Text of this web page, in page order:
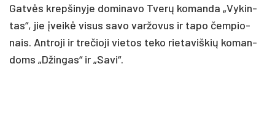
Gat­vės krep­ši­ny­je do­mi­na­vo Tve­rų ko­man­da „Vy­kin­
tas“, jie įvei­kė vi­sus sa­vo var­žo­vus ir ta­po čem­pio­
nais. Ant­ro­ji ir tre­čio­ji vie­tos te­ko rie­ta­viš­kių ko­man­
doms „Džin­gas“ ir „Sa­vi“.